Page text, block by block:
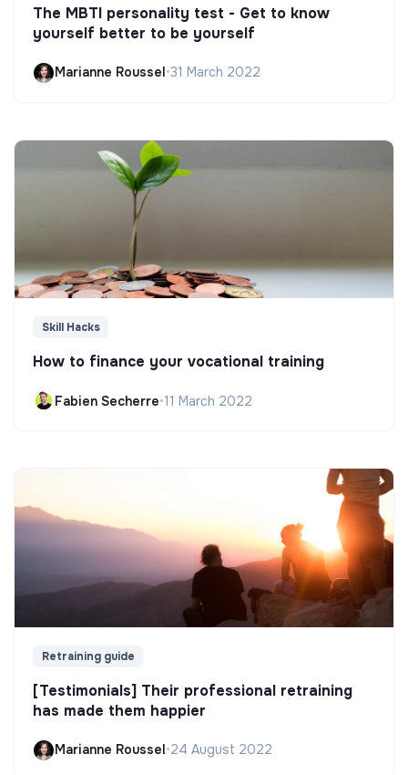
The MBTI personality test - Get to know
yourself better to be yourself
Marianne Roussel•31 March 2022
Skill Hacks
How to finance your vocational training
Fabien Secherre•11 March 2022
Retraining guide
[Testimonials] Their professional retraining
has made them happier
Marianne Roussel •24 August 2022